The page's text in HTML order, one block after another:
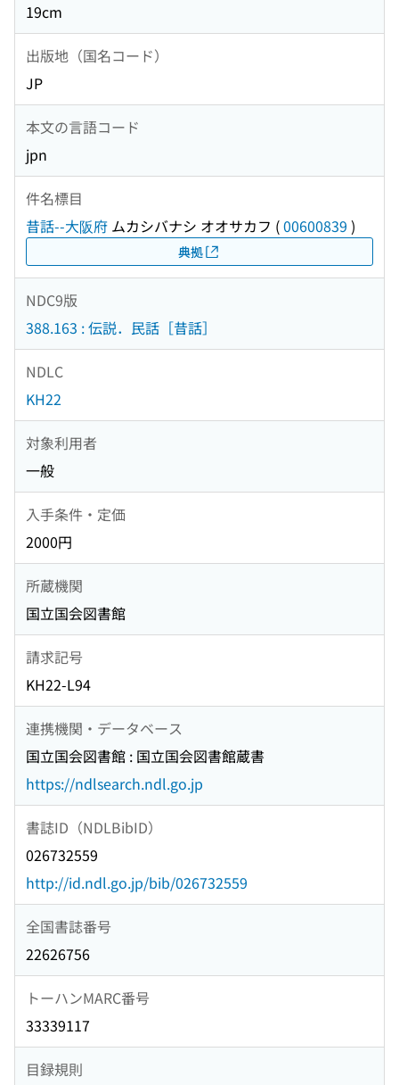
19cm
出版地（国名コード）
JP
本文の言語コード
jpn
件名標目
昔話--大阪府 ムカシバナシ オオサカフ (00600839 )
典拠
NDC9版
388.163 : 伝説．民話［昔話］
NDLC
KH22
対象利用者
一般
入手条件・定価
2000円
所蔵機関
国立国会図書館
請求記号
KH22-L94
連携機関・データベース
国立国会図書館 : 国立国会図書館蔵書
https://ndlsearch.ndl.go.jp
書誌ID（NDLBibID）
026732559
http://id.ndl.go.jp/bib/026732559
全国書誌番号
22626756
トーハンMARC番号
33339117
目録規則